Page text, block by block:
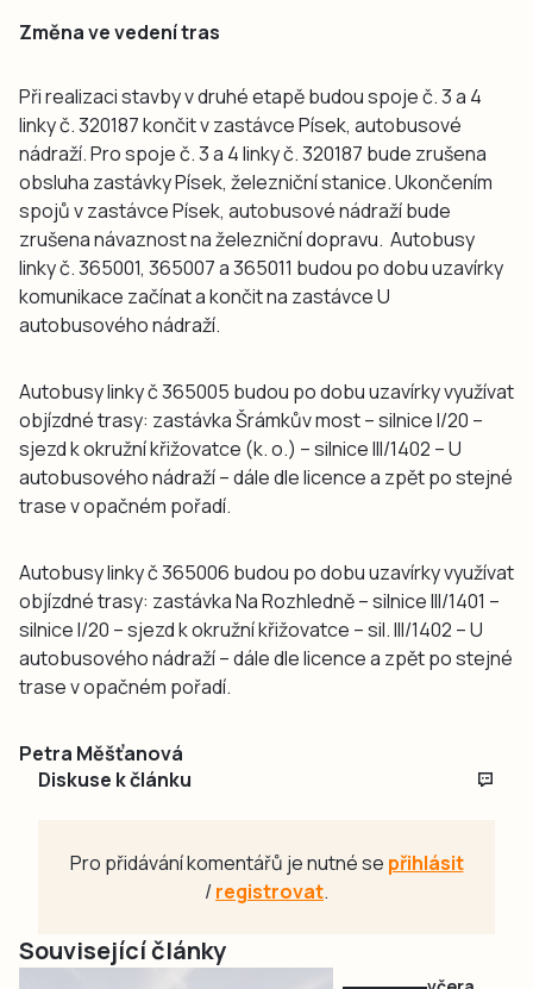
Změna ve vedení tras
Při realizaci stavby v druhé etapě budou spoje č. 3 a 4
linky č. 320187 končit v zastávce Písek, autobusové
nádraží. Pro spoje č. 3 a 4 linky č. 320187 bude zrušena
obsluha zastávky Písek, železniční stanice. Ukončením
spojů v zastávce Písek, autobusové nádraží bude
zrušena návaznost na železniční dopravu. Autobusy
linky č. 365001, 365007 a 365011 budou po dobu uzavírky
komunikace začínat a končit na zastávce U
autobusového nádraží.
Autobusy linky č 365005 budou po dobu uzavírky využívat
objízdné trasy: zastávka Šrámkův most – silnice I/20 –
sjezd k okružní křižovatce (k. o.) – silnice III/1402 – U
autobusového nádraží – dále dle licence a zpět po stejné
trase v opačném pořadí.
Autobusy linky č 365006 budou po dobu uzavírky využívat
objízdné trasy: zastávka Na Rozhledně – silnice III/1401 –
silnice I/20 – sjezd k okružní křižovatce – sil. III/1402 – U
autobusového nádraží – dále dle licence a zpět po stejné
trase v opačném pořadí.
Petra Měšťanová
Diskuse k článku
Pro přidávání komentářů je nutné se přihlásit
/registrovat.
Související články